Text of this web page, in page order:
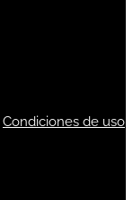
Condiciones de uso